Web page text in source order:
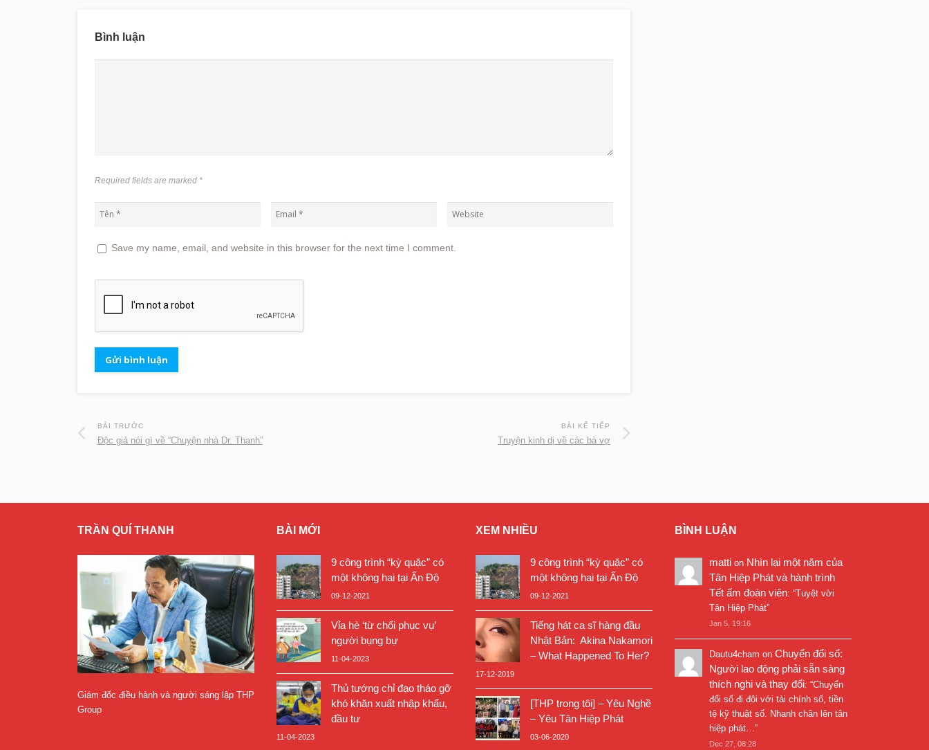
Bình luận
Required fields are marked *
Save my name, email, and website in this browser for the next time I comment.
BÀI TRƯỚC
Độc giả nói gì về “Chuyện nhà Dr. Thanh”
BÀI KẾ TIẾP
Truyện kinh dị về các bà vợ
TRẦN QUÍ THANH
Giám đốc điều hành và người sáng lập THP
Group
BÀI MỚI
9 công trình “kỳ quặc” có
một không hai tại Ấn Độ
09-12-2021
Vỉa hè ‘từ chối phục vụ’
người bụng bự
11-04-2023
Thủ tướng chỉ đạo tháo gỡ
khó khăn xuất nhập khẩu,
đầu tư
11-04-2023
XEM NHIỀU
9 công trình “kỳ quặc” có
một không hai tại Ấn Độ
09-12-2021
Tiếng hát ca sĩ hàng đầu
Nhật Bản: Akina Nakamori
– What Happened To Her?
17-12-2019
[THP trong tôi] – Yêu Nghề
– Yêu Tân Hiệp Phát
03-06-2020
BÌNH LUẬN
matti on Nhìn lại một năm của
Tân Hiệp Phát và hành trình
Tết ấm đoàn viên: “Tuyệt vời
Tân Hiệp Phát”
Jan 5, 19:16
Dautu4cham on Chuyển đổi số:
Người lao động phải sẵn sàng
thích nghi và thay đổi: “Chuyển
đổi số đi đôi với tài chính số, tiền
tệ kỹ thuật số. Nhanh chân lên tân
hiệp phát…”
Dec 27, 08:28